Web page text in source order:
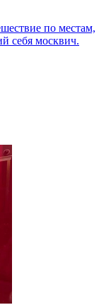
по местам,
себя москвич.